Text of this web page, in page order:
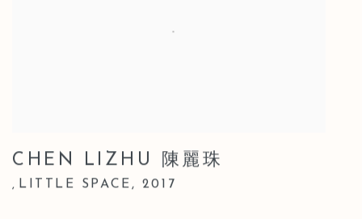
CHEN LIZHU 陳麗珠
, LITTLE SPACE, 2017